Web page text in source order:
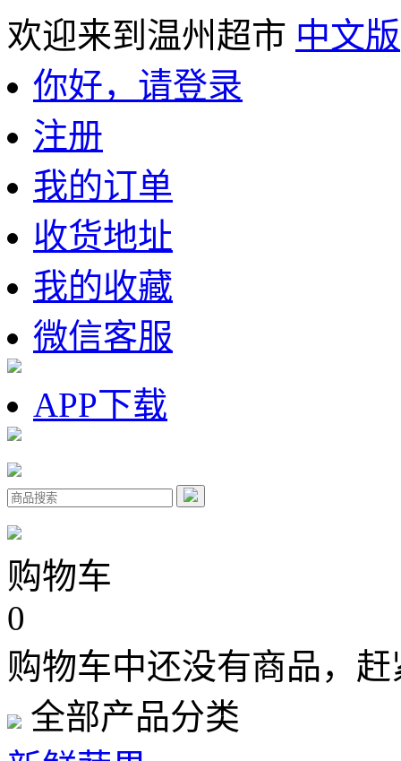
欢迎来到温州超市 中文版
你好，请登录
注册
我的订单
收货地址
我的收藏
微信客服
APP下载
购物车
0
购物车中还没有商品，
全部产品分类